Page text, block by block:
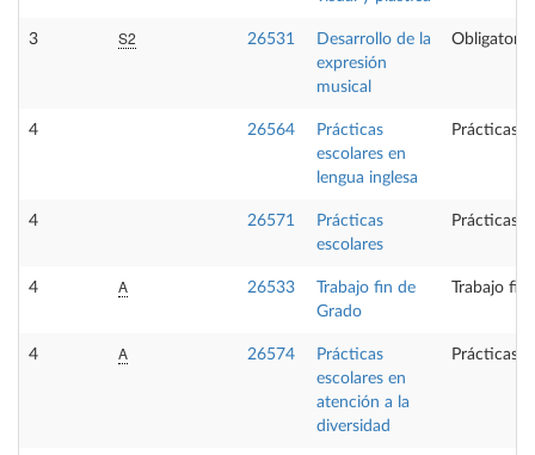
3 S2 26531
Desarrollo de la
expresión
musical
Obligatoria
4 26564
Prácticas
escolares en
lengua inglesa
Prácticas
4 26571
Prácticas
escolares
Prácticas
4 A 26533
Trabajo fin de
Grado
Trabajo fin
4 A 26574
Prácticas
escolares en
atención a la
diversidad
Prácticas